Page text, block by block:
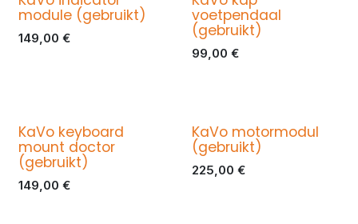
module (gebruikt)
149,00 €
voetpendaal
(gebruikt)
99,00 €
KaVo keyboard
mount doctor
(gebruikt)
149,00 €
KaVo motormodul
(gebruikt)
225,00 €